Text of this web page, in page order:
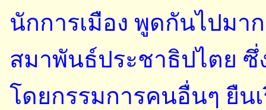
นักการเมือง พูดกันไปมา
สมาพันธ์ประชาธิปไตย
โดยกรรมการคนอื่นๆ ยืน